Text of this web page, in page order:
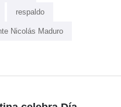
respaldo
Nicolás Maduro